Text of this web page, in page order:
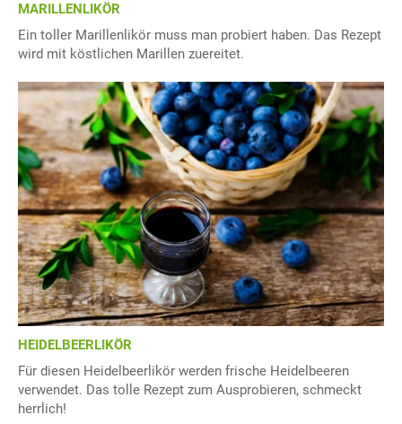
MARILLENLIKÖR
Ein toller Marillenlikör muss man probiert haben. Das Rezept
wird mit köstlichen Marillen zuereitet.
HEIDELBEERLIKÖR
Für diesen Heidelbeerlikör werden frische Heidelbeeren
verwendet. Das tolle Rezept zum Ausprobieren, schmeckt
herrlich!